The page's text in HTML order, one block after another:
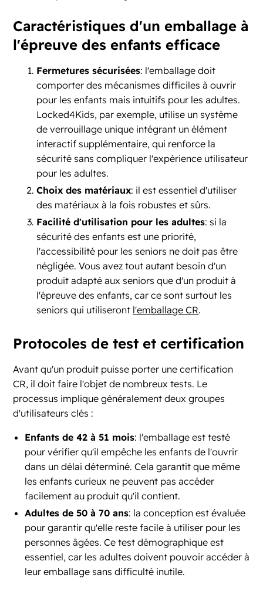
Caractéristiques d'un emballage à
l'épreuve des enfants efficace
Fermetures sécurisées: l'emballage doit
comporter des mécanismes difficiles à ouvrir
pour les enfants mais intuitifs pour les adultes.
Locked4Kids, par exemple, utilise un système
de verrouillage unique intégrant un élément
interactif supplémentaire, qui renforce la
sécurité sans compliquer l'expérience utilisateur
pour les adultes.
Choix des matériaux: il est essentiel d'utiliser
des matériaux à la fois robustes et sûrs.
Facilité d'utilisation pour les adultes: si la
sécurité des enfants est une priorité,
l'accessibilité pour les seniors ne doit pas être
négligée. Vous avez tout autant besoin d'un
produit adapté aux seniors que d'un produit à
l'épreuve des enfants, car ce sont surtout les
seniors qui utiliseront l'emballage CR.
Protocoles de test et certification
Avant qu'un produit puisse porter une certification
CR, il doit faire l'objet de nombreux tests. Le
processus implique généralement deux groupes
d'utilisateurs clés :
Enfants de 42 à 51 mois: l'emballage est testé
pour vérifier qu'il empêche les enfants de l'ouvrir
dans un délai déterminé. Cela garantit que même
les enfants curieux ne peuvent pas accéder
facilement au produit qu'il contient.
Adultes de 50 à 70 ans: la conception est évaluée
pour garantir qu'elle reste facile à utiliser pour les
personnes âgées. Ce test démographique est
essentiel, car les adultes doivent pouvoir accéder à
leur emballage sans difficulté inutile.